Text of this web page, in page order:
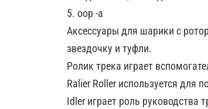
5. oop -a
Аксессуары для шарики с
звездочку и туфли.
Ролик трека играет
Ralier Roller используется для
Idler играет роль руководства